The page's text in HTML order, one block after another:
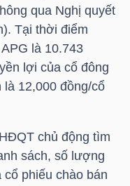
qua Nghị quyết
Tại thời điểm
APG là 10.743
lợi của cổ đông
12,000 đồng/cổ
chủ động tìm
sách, số lượng
phiếu chào bán